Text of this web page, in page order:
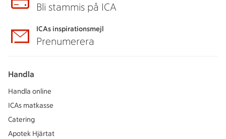
Bli stammis på ICA
ICAs inspirationsmejl
Prenumerera
Handla
Handla online
ICAs matkasse
Catering
Apotek Hjärtat